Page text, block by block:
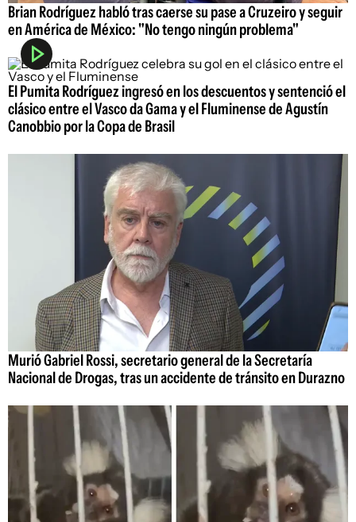
Brian Rodríguez habló tras caerse su pase a Cruzeiro y seguir
en América de México: "No tengo ningún problema"
El Pumita Rodríguez ingresó en los descuentos y sentenció el
clásico entre el Vasco da Gama y el Fluminense de Agustín
Canobbio por la Copa de Brasil
Murió Gabriel Rossi, secretario general de la Secretaría
Nacional de Drogas, tras un accidente de tránsito en Durazno